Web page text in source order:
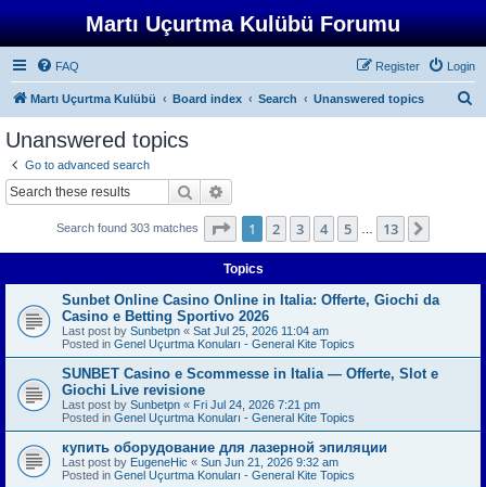
Martı Uçurtma Kulübü Forumu
FAQ Login
Register
Martı Uçurtma Kulübü Board index Search Unanswered topics
Unanswered topics
Go to advanced search
Search
Search found 303 matches Page 1of 13
1 2 3 4 5 13
Topics
Sunbet Online Casino Online in Italia: Offerte, Giochi da
Casino e Betting Sportivo 2026
Last post by Sunbetpn « Sat Jul 25, 2026 11:04 am
Posted in Genel Uçurtma Konuları - General Kite Topics
SUNBET Casino e Scommesse in Italia — Offerte, Slot e
Giochi Live revisione
Last post by Sunbetpn « Fri Jul 24, 2026 7:21 pm
Posted in Genel Uçurtma Konuları - General Kite Topics
купить оборудование для лазерной эпиляции
Last post by EugeneHic « Sun Jun 21, 2026 9:32 am
Posted in Genel Uçurtma Konuları - General Kite Topics